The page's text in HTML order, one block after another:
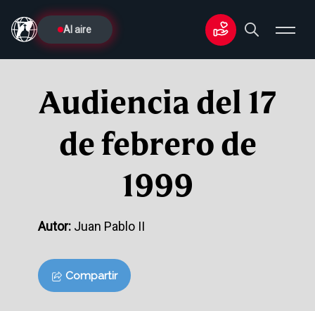
Al aire
Audiencia del 17
de febrero de
1999
Autor: Juan Pablo II
Compartir